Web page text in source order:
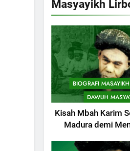
Masyayikh
BIOGRAFI
DAWUH
Kisah Mbah Karim
Madura demi